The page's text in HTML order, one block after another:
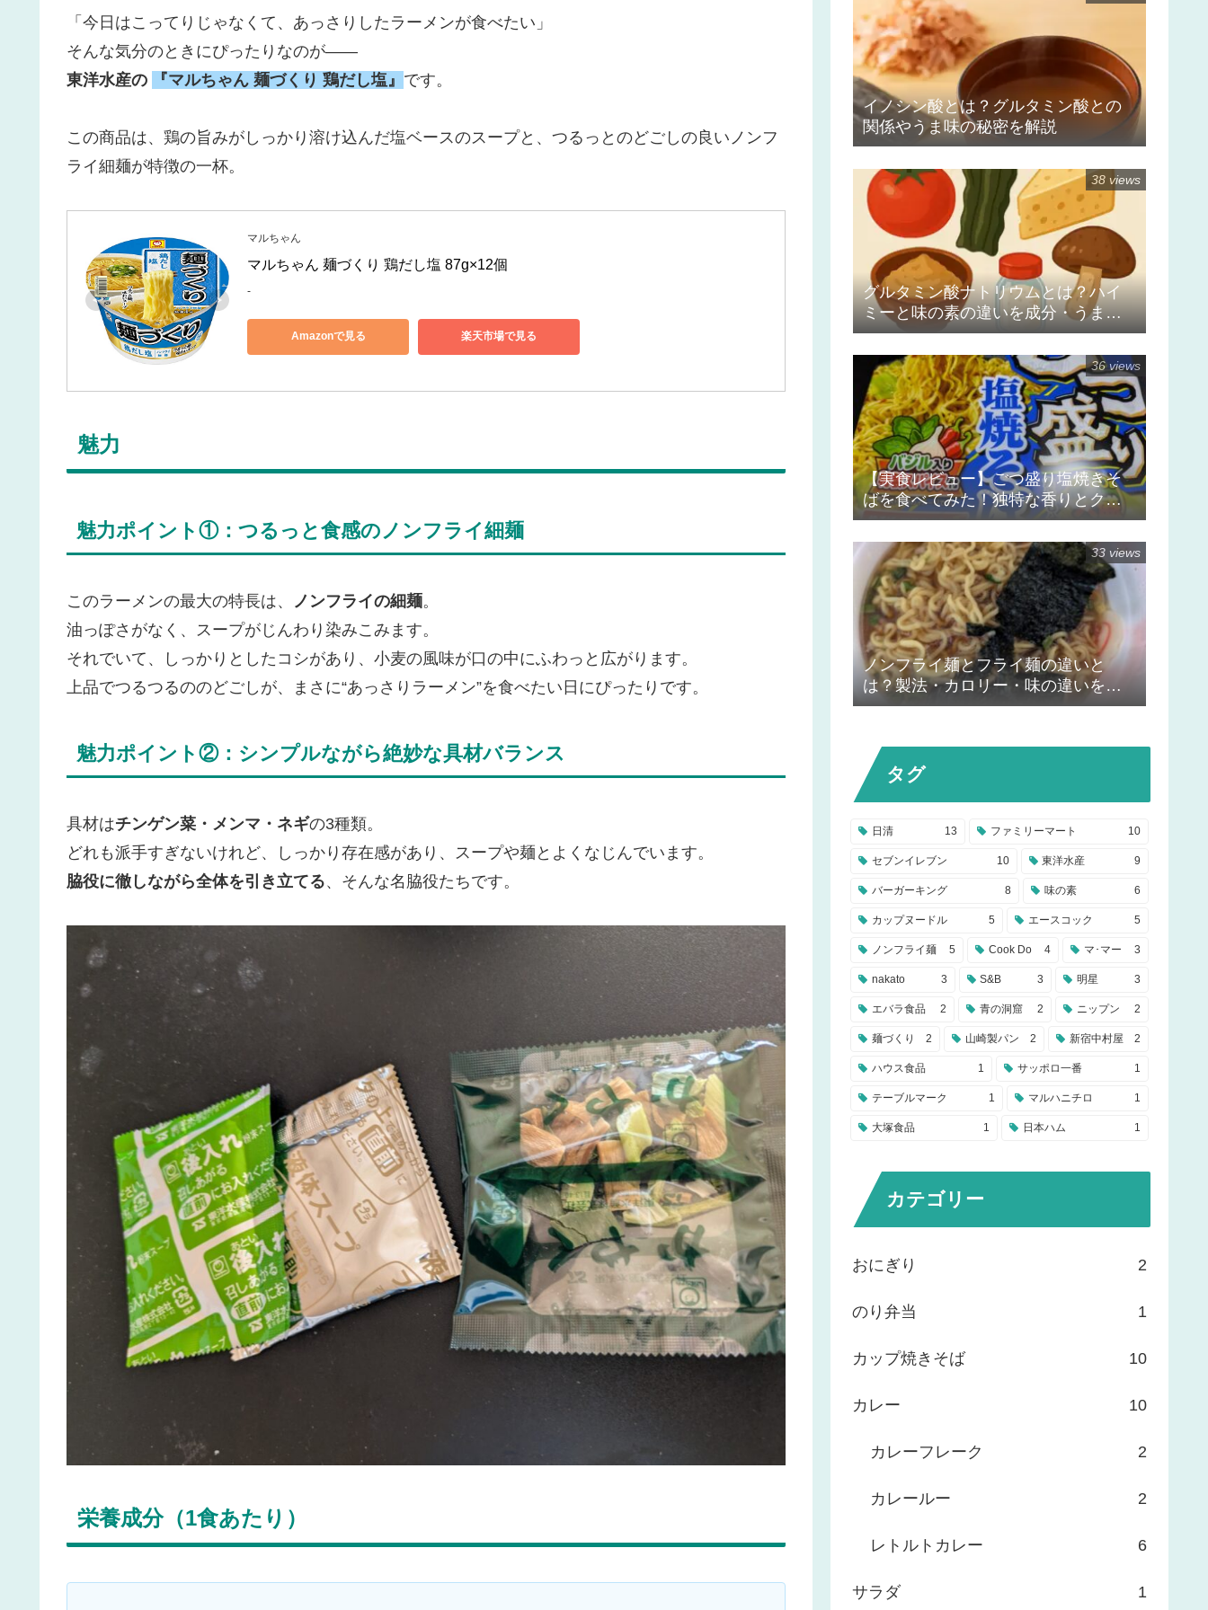
「今日はこってりじゃなくて、あっさりしたラーメンが食べたい」
そんな気分のときにぴったりなのが――
東洋水産の
『マルちゃん 麺づくり 鶏だし塩』 です。
この商品は、鶏の旨みがしっかり溶け込んだ塩ベースのスープと、つるっとのどごしの良いノンフ
ライ細麺が特徴の一杯。
マルちゃん
マルちゃん 麺づくり 鶏だし塩 87g×12個
-
Amazonで見る 楽天市場で見る
魅力
魅力ポイント①：つるっと食感のノンフライ細麺
このラーメンの最大の特長は、 ノンフライの細麺。
油っぽさがなく、スープがじんわり染みこみます。
それでいて、しっかりとしたコシがあり、小麦の風味が口の中にふわっと広がります。
上品でつるつるののどごしが、まさに“あっさりラーメン”を食べたい日にぴったりです。
魅力ポイント②：シンプルながら絶妙な具材バランス
具材はチンゲン菜・メンマ・ネギの3種類。
どれも派手すぎないけれど、しっかり存在感があり、スープや麺とよくなじんでいます。
脇役に徹しながら全体を引き立てる、そんな名脇役たちです。
栄養成分（1食あたり）
イノシン酸とは？グルタミン酸との
関係やうま味の秘密を解説
グルタミン酸ナトリウムとは？ハイ
ミーと味の素の違いを成分・うま
味・使い分けから解説
38 views
【実食レビュー】ごつ盛り塩焼きそ
ばを食べてみた！独特な香りとクセ
になる後味が印象的
36 views
ノンフライ麺とフライ麺の違いと
は？製法・カロリー・味の違いをや
さしく解説
33 views
タグ
日清 13 ファミリーマート 10
セブンイレブン 10 東洋水産 9
バーガーキング 8 味の素 6
カップヌードル 5 エースコック 5
ノンフライ麺 5 Cook Do 4 マ･マー 3
nakato 3 S&B 3 明星 3
エバラ食品 2 青の洞窟 2 ニップン 2
麺づくり 2 山崎製パン 2 新宿中村屋 2
ハウス食品 1 サッポロ一番 1
テーブルマーク 1 マルハニチロ 1
大塚食品 1 日本ハム 1
カテゴリー
おにぎり 2
のり弁当 1
カップ焼きそば 10
カレー 10
カレーフレーク 2
カレールー 2
レトルトカレー 6
サラダ 1